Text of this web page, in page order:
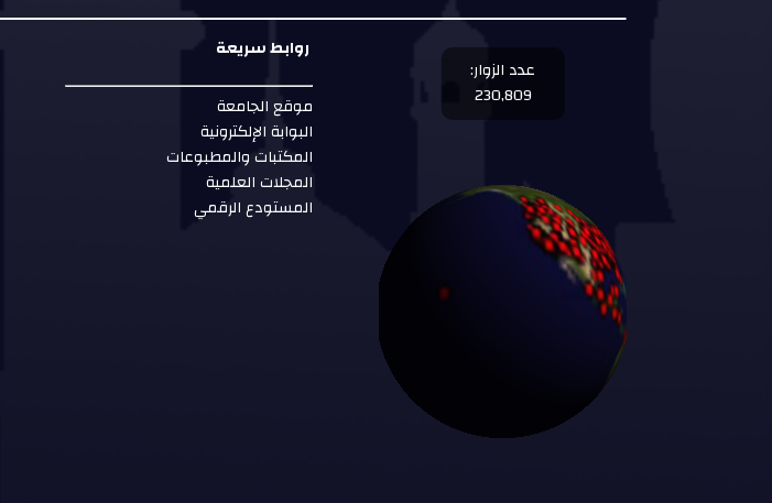
عدد الزوار:
230,809
روابط سريعة
موقع الجامعة
البوابة الإلكترونية
المكتبات والمطبوعات
المجلات العلمية
المستودع الرقمي